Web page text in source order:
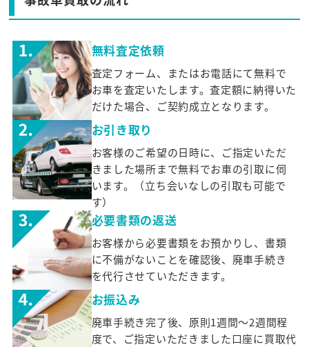
無料査定依頼
査定フォーム、またはお電話にて無料で
お車を査定いたします。査定額に納得いた
だけた場合、ご契約成立となります。
お引き取り
お客様のご希望の日時に、ご指定いただ
きました場所まで無料でお車の引取に伺
います。（立ち会いなしの引取も可能で
す）
必要書類の返送
お客様から必要書類をお預かりし、書類
に不備がないことを確認後、廃車手続き
を代行させていただきます。
お振込み
廃車手続き完了後、原則1週間～2週間程
度で、ご指定いただきました口座に買取代